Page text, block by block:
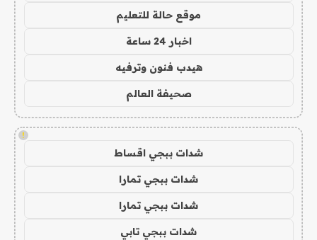
موقع حالة للتعليم
اخبار 24 ساعة
هيدب فنون وترفيه
صحيفة العالم
!
شدات ببجي اقساط
شدات ببجي تمارا
شدات ببجي تمارا
شدات ببجي تابي